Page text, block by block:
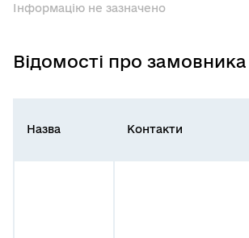
Інформацію не зазначено
Відомості про замовника
Назва Контакти